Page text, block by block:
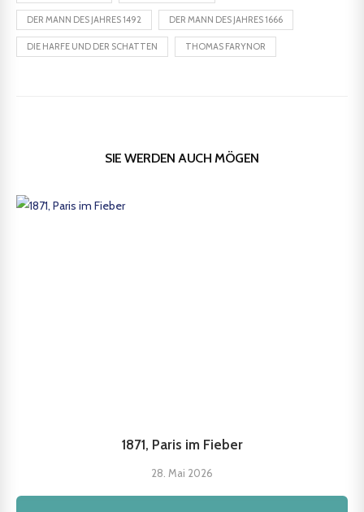
DER MANN DES JAHRES 1492 DER MANN DES JAHRES 1666
DIE HARFE UND DER SCHATTEN THOMAS FARYNOR
SIE WERDEN AUCH MÖGEN
1871, Paris im Fieber
28. Mai 2026